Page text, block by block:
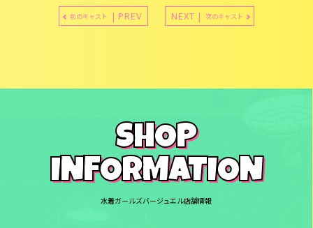
前のキャスト | PREV NEXT | 次のキャスト
SHOP
INFORMATION
水着ガールズバージュエル店舗情報